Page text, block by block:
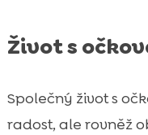
Život s
Společný život s
radost, ale rovněž